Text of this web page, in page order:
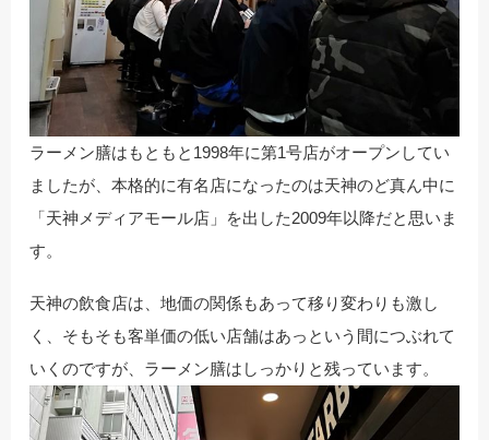
ラーメン膳はもともと1998年に第1号店がオープンしてい
ましたが、本格的に有名店になったのは天神のど真ん中に
「天神メディアモール店」を出した2009年以降だと思いま
す。
天神の飲食店は、地価の関係もあって移り変わりも激し
く、そもそも客単価の低い店舗はあっという間につぶれて
いくのですが、ラーメン膳はしっかりと残っています。